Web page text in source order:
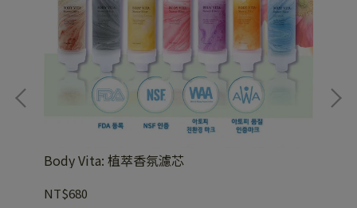
Body Vita: 植萃香氛濾芯
NT$680